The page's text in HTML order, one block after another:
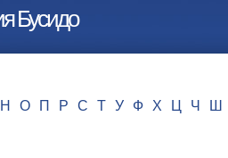
Бусидо
Н О П Р С Т У Ф Х Ц Ч Ш